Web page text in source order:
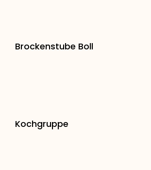
Brockenstube Boll
Kochgruppe